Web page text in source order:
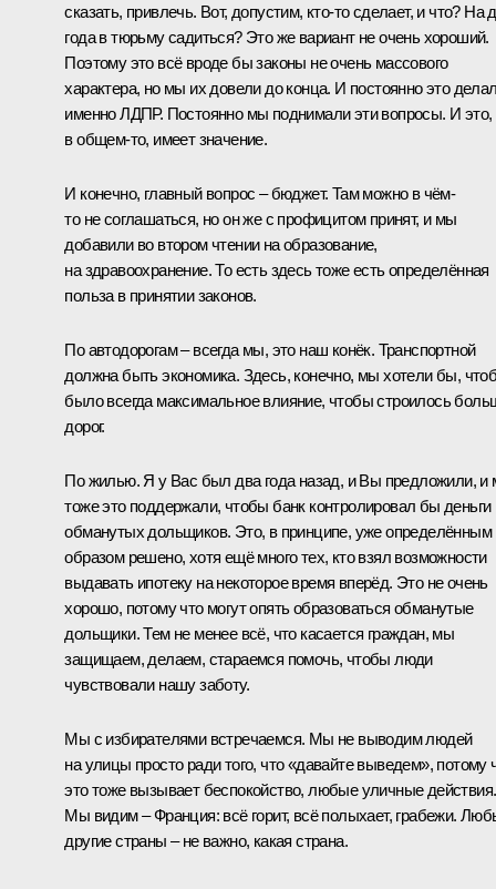
сказать, привлечь. Вот, допустим, кто-то сделает, и что? На
года в тюрьму садиться? Это же вариант не очень хороший.
Поэтому это всё вроде бы законы не очень массового
характера, но мы их довели до конца. И постоянно это
именно ЛДПР. Постоянно мы поднимали эти вопросы. И это,
в общем-то, имеет значение.
И конечно, главный вопрос – бюджет. Там можно в чём-
то не соглашаться, но он же с профицитом принят, и мы
добавили во втором чтении на образование,
на здравоохранение. То есть здесь тоже есть определённая
польза в принятии законов.
По автодорогам – всегда мы, это наш конёк. Транспортной
должна быть экономика. Здесь, конечно, мы хотели бы,
было всегда максимальное влияние, чтобы строилось
дорог.
По жилью. Я у Вас был два года назад, и Вы предложили, и
тоже это поддержали, чтобы банк контролировал бы деньги
обманутых дольщиков. Это, в принципе, уже определённым
образом решено, хотя ещё много тех, кто взял возможности
выдавать ипотеку на некоторое время вперёд. Это не очень
хорошо, потому что могут опять образоваться обманутые
дольщики. Тем не менее всё, что касается граждан, мы
защищаем, делаем, стараемся помочь, чтобы люди
чувствовали нашу заботу.
Мы с избирателями встречаемся. Мы не выводим людей
на улицы просто ради того, что «давайте выведем», потому
это тоже вызывает беспокойство, любые уличные действия.
Мы видим – Франция: всё горит, всё полыхает, грабежи.
другие страны – не важно, какая страна.